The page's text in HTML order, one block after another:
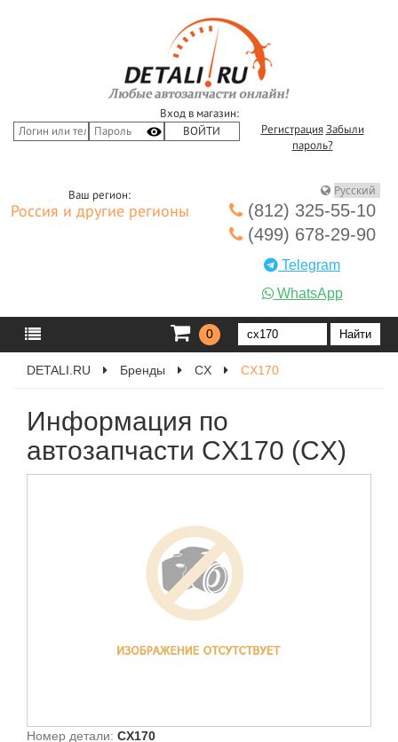
Вход в магазин:
Регистрация Забыли
пароль?
Ваш регион:
Россия и другие регионы
(812) 325-55-10
(499) 678-29-90
Telegram
WhatsApp
0
DETALI.RU Бренды CX CX170
Информация по
автозапчасти CX170 (CX)
Номер детали: CX170